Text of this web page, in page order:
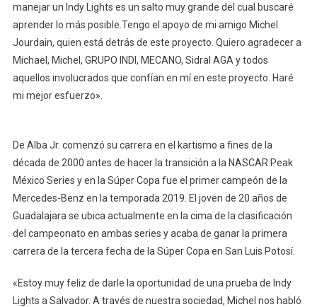
manejar un Indy Lights es un salto muy grande del cual buscaré
aprender lo más posible.Tengo el apoyo de mi amigo Michel
Jourdain, quien está detrás de este proyecto. Quiero agradecer a
Michael, Michel, GRUPO INDI, MECANO, Sidral AGA y todos
aquellos involucrados que confían en mí en este proyecto. Haré
mi mejor esfuerzo».
De Alba Jr. comenzó su carrera en el kartismo a fines de la
década de 2000 antes de hacer la transición a la NASCAR Peak
México Series y en la Súper Copa fue el primer campeón de la
Mercedes-Benz en la temporada 2019. El joven de 20 años de
Guadalajara se ubica actualmente en la cima de la clasificación
del campeonato en ambas series y acaba de ganar la primera
carrera de la tercera fecha de la Súper Copa en San Luis Potosí.
«Estoy muy feliz de darle la oportunidad de una prueba de Indy
Lights a Salvador. A través de nuestra sociedad, Michel nos habló